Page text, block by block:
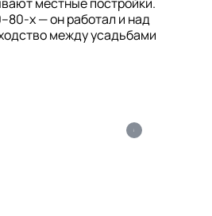
х — он работал и над
между усадьбами
i